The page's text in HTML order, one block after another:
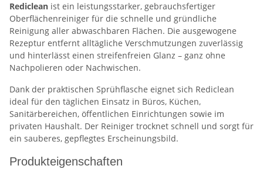
Rediclean ist ein leistungsstarker, gebrauchsfertiger
Oberflächenreiniger für die schnelle und gründliche
Reinigung aller abwaschbaren Flächen. Die ausgewogene
Rezeptur entfernt alltägliche Verschmutzungen zuverlässig
und hinterlässt einen streifenfreien Glanz – ganz ohne
Nachpolieren oder Nachwischen.
Dank der praktischen Sprühflasche eignet sich Rediclean
ideal für den täglichen Einsatz in Büros, Küchen,
Sanitärbereichen, öffentlichen Einrichtungen sowie im
privaten Haushalt. Der Reiniger trocknet schnell und sorgt für
ein sauberes, gepflegtes Erscheinungsbild.
Produkteigenschaften